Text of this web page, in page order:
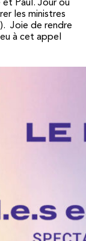
Paul. Jour ou
les ministres
Joie de rendre
à cet appel